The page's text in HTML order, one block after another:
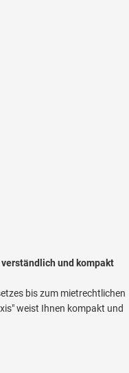
und kompakt
bis zum mietrechtlichen
weist Ihnen kompakt und